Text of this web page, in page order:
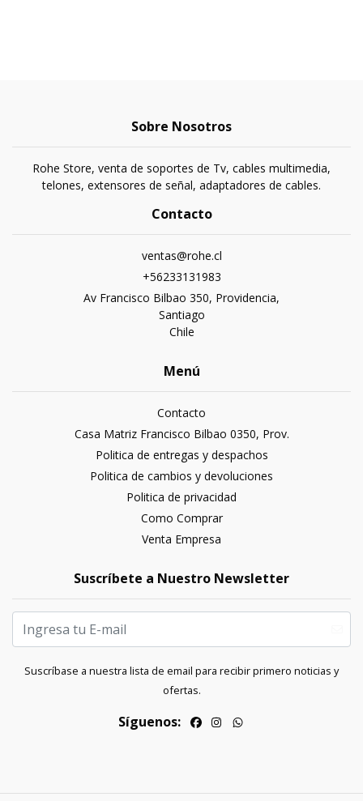
Sobre Nosotros
Rohe Store, venta de soportes de Tv, cables multimedia,
telones, extensores de señal, adaptadores de cables.
Contacto
ventas@rohe.cl
+56233131983
Av Francisco Bilbao 350, Providencia,
Santiago
Chile
Menú
Contacto
Casa Matriz Francisco Bilbao 0350, Prov.
Politica de entregas y despachos
Politica de cambios y devoluciones
Politica de privacidad
Como Comprar
Venta Empresa
Suscríbete a Nuestro Newsletter
Suscríbase a nuestra lista de email para recibir primero noticias y
ofertas.
Síguenos: